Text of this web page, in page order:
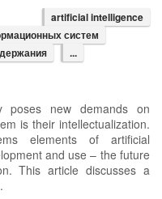
artificial intelligence
систем
...
poses new demands on
is their intellectualization.
elements of artificial
and use – the future
This article discusses a